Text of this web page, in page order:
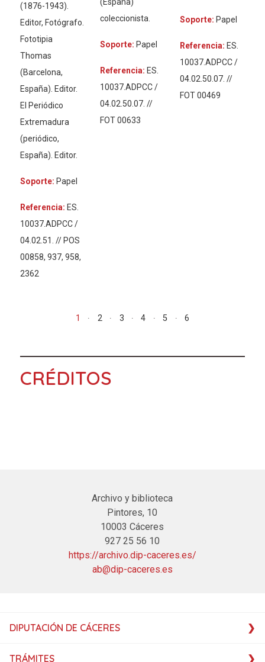
(1876-1943).
Editor, Fotógrafo.
Fototipia
Thomas
(Barcelona,
España). Editor.
El Periódico
Extremadura
(periódico,
España). Editor.
Soporte: Papel
Referencia: ES.
10037.ADPCC /
04.02.51. // POS
00858, 937, 958,
2362
coleccionista.
Soporte: Papel
Referencia: ES.
10037.ADPCC /
04.02.50.07. //
FOT 00633
Soporte: Papel
Referencia: ES.
10037.ADPCC /
04.02.50.07. //
FOT 00469
1 2 3 4 5 6
CRÉDITOS
Archivo y biblioteca
Pintores, 10
10003 Cáceres
927 25 56 10
https://archivo.dip-caceres.es/
ab@dip-caceres.es
DIPUTACIÓN DE CÁCERES
TRÁMITES